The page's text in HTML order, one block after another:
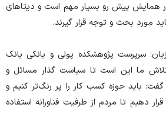
همایش پیش رو بسیار مهم است و دیتا‌های
مورد بحث و توجه قرار گیرند.
سرپرست پژوهشکده پولی و بانکی بانک
تلاش ما این است تا سیاست گذار مسائل و
باید حوزه کسب کار را پر رنگ‌تر کنیم و
دهیم تا مردم از طرفیت فناورانه استفاده